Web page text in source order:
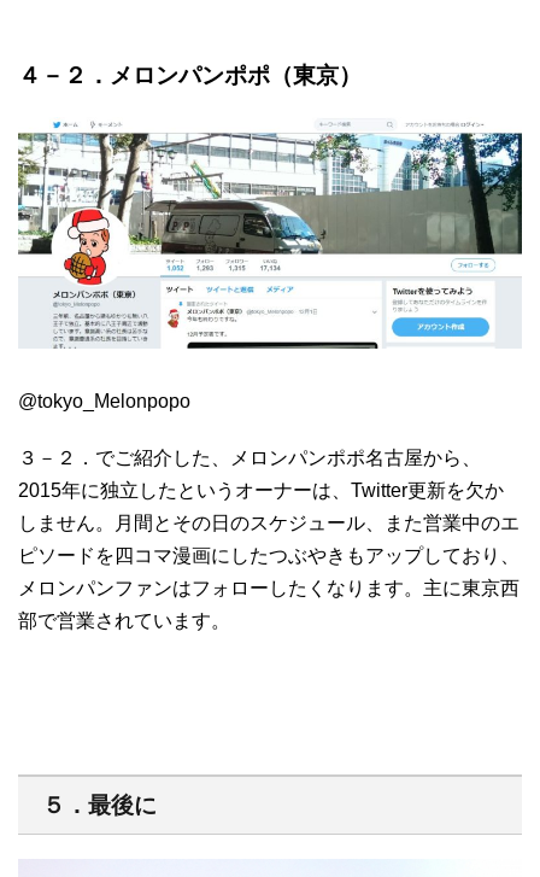
４－２．メロンパンポポ（東京）
@tokyo_Melonpopo
３－２．でご紹介した、メロンパンポポ名古屋から、
2015年に独立したというオーナーは、Twitter更新を欠か
しません。月間とその日のスケジュール、また営業中のエ
ピソードを四コマ漫画にしたつぶやきもアップしており、
メロンパンファンはフォローしたくなります。主に東京西
部で営業されています。
５．最後に